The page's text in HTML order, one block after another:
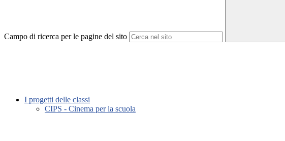
Campo di ricerca per le pagine del sito
I progetti delle classi
CIPS - Cinema per la scuola